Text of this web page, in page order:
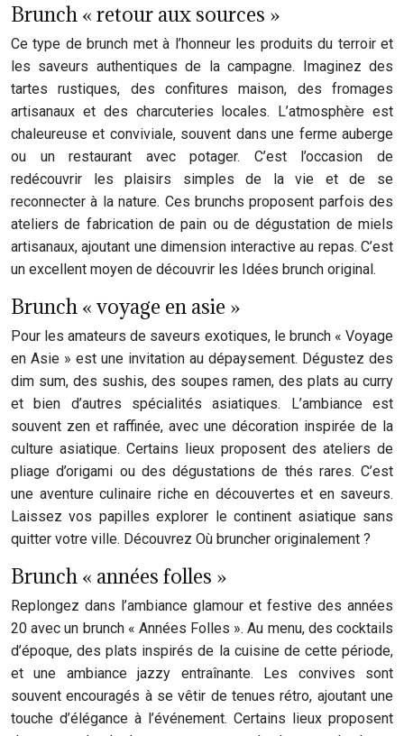
Brunch « retour aux sources »
Ce type de brunch met à l’honneur les produits du terroir et
les saveurs authentiques de la campagne. Imaginez des
tartes rustiques, des confitures maison, des fromages
artisanaux et des charcuteries locales. L’atmosphère est
chaleureuse et conviviale, souvent dans une ferme auberge
ou un restaurant avec potager. C’est l’occasion de
redécouvrir les plaisirs simples de la vie et de se
reconnecter à la nature. Ces brunchs proposent parfois des
ateliers de fabrication de pain ou de dégustation de miels
artisanaux, ajoutant une dimension interactive au repas. C’est
un excellent moyen de découvrir les Idées brunch original.
Brunch « voyage en asie »
Pour les amateurs de saveurs exotiques, le brunch « Voyage
en Asie » est une invitation au dépaysement. Dégustez des
dim sum, des sushis, des soupes ramen, des plats au curry
et bien d’autres spécialités asiatiques. L’ambiance est
souvent zen et raffinée, avec une décoration inspirée de la
culture asiatique. Certains lieux proposent des ateliers de
pliage d’origami ou des dégustations de thés rares. C’est
une aventure culinaire riche en découvertes et en saveurs.
Laissez vos papilles explorer le continent asiatique sans
quitter votre ville. Découvrez Où bruncher originalement ?
Brunch « années folles »
Replongez dans l’ambiance glamour et festive des années
20 avec un brunch « Années Folles ». Au menu, des cocktails
d’époque, des plats inspirés de la cuisine de cette période,
et une ambiance jazzy entraînante. Les convives sont
souvent encouragés à se vêtir de tenues rétro, ajoutant une
touche d’élégance à l’événement. Certains lieux proposent